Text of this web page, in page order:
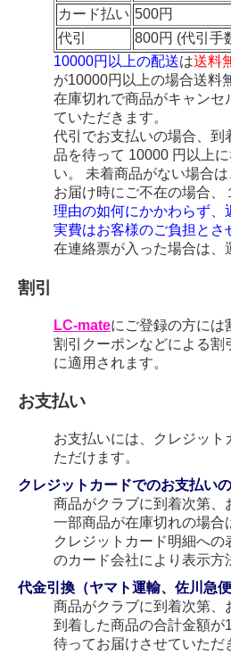
カード払い 500円
代引
800円 (代引手
10000円以上の配送は送料
が10000円以上の場合送
在庫切れで商品がキャン
ていただきます。
代引でお支払いの場合、到
品を待って 10000 円以上
い。 未着商品がない場合
お届け時にご不在の場合、
理由の如何にかかわらず
実費はお客様のご負担とさ
在連絡票が入った場合は、
割引
LC-mateにご登録の方には
割引クーポンなどによる割
に適用されます。
お支払い
お支払いには、クレジット
ただけます。
クレジットカードでのお支払い
商品がクラブに到着次第、
一部商品が在庫切れの場合
クレジットカード明細へ
のカード会社により表示
代金引換（ヤマト運輸、佐川急
商品がクラブに到着次第、
到着した商品の合計金額
待ってお届けさせていた